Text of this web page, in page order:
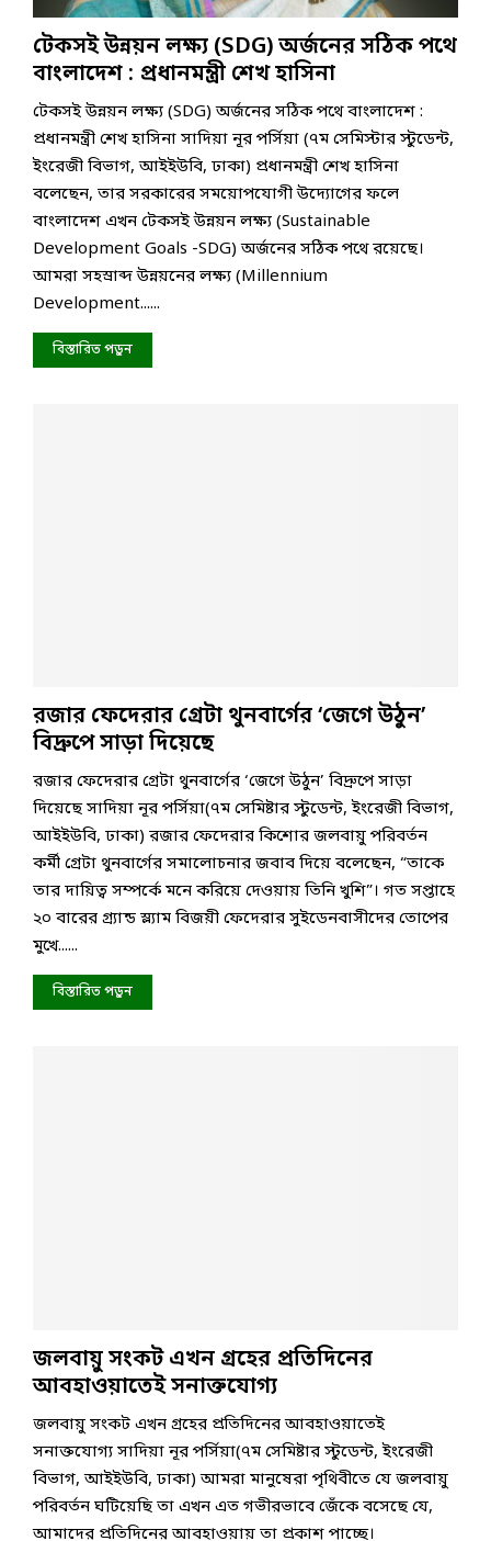
টেকসই উন্নয়ন লক্ষ্য (SDG) অর্জনের সঠিক পথে
বাংলাদেশ : প্রধানমন্ত্রী শেখ হাসিনা
টেকসই উন্নয়ন লক্ষ্য (SDG) অর্জনের সঠিক পথে বাংলাদেশ :
প্রধানমন্ত্রী শেখ হাসিনা সাদিয়া নূর পর্সিয়া (৭ম সেমিস্টার স্টুডেন্ট,
ইংরেজী বিভাগ, আইইউবি, ঢাকা) প্রধানমন্ত্রী শেখ হাসিনা
বলেছেন, তার সরকারের সময়োপযোগী উদ্যোগের ফলে
বাংলাদেশ এখন টেকসই উন্নয়ন লক্ষ্য (Sustainable
Development Goals -SDG) অর্জনের সঠিক পথে রয়েছে।
আমরা সহস্রাব্দ উন্নয়নের লক্ষ্য (Millennium
Development......
বিস্তারিত পড়ুন
রজার ফেদেরার গ্রেটা থুনবার্গের ‘জেগে উঠুন’
বিদ্রুপে সাড়া দিয়েছে
রজার ফেদেরার গ্রেটা থুনবার্গের ‘জেগে উঠুন’ বিদ্রুপে সাড়া
দিয়েছে সাদিয়া নূর পর্সিয়া(৭ম সেমিষ্টার স্টুডেন্ট, ইংরেজী বিভাগ,
আইইউবি, ঢাকা) রজার ফেদেরার কিশোর জলবায়ু পরিবর্তন
কর্মী গ্রেটা থুনবার্গের সমালোচনার জবাব দিয়ে বলেছেন, “তাকে
তার দায়িত্ব সম্পর্কে মনে করিয়ে দেওয়ায় তিনি খুশি”। গত সপ্তাহে
২০ বারের গ্র্যান্ড স্ল্যাম বিজয়ী ফেদেরার সুইডেনবাসীদের তোপের
মুখে......
বিস্তারিত পড়ুন
জলবায়ু সংকট এখন গ্রহের প্রতিদিনের
আবহাওয়াতেই সনাক্তযোগ্য
জলবায়ু সংকট এখন গ্রহের প্রতিদিনের আবহাওয়াতেই
সনাক্তযোগ্য সাদিয়া নূর পর্সিয়া(৭ম সেমিষ্টার স্টুডেন্ট, ইংরেজী
বিভাগ, আইইউবি, ঢাকা) আমরা মানুষেরা পৃথিবীতে যে জলবায়ু
পরিবর্তন ঘটিয়েছি তা এখন এত গভীরভাবে জেঁকে বসেছে যে,
আমাদের প্রতিদিনের আবহাওয়ায় তা প্রকাশ পাচ্ছে।